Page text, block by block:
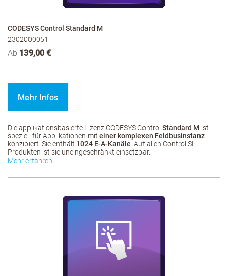
CODESYS Control Standard M
2302000051
Ab 139,00 €
Mehr Infos
Die applikationsbasierte Lizenz CODESYS Control Standard M ist
speziell für Applikationen mit einer komplexen Feldbusinstanz
konzipiert. Sie enthält 1024 E-A-Kanäle . Auf allen Control SL-
Produkten ist sie uneingeschränkt einsetzbar.
Mehr erfahren